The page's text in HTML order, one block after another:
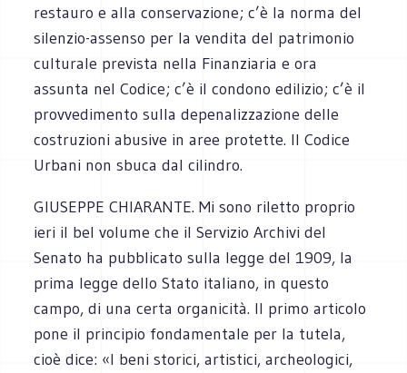
restauro e alla conservazione; c’è la norma del
silenzio-assenso per la vendita del patrimonio
culturale prevista nella Finanziaria e ora
assunta nel Codice; c’è il condono edilizio; c’è il
provvedimento sulla depenalizzazione delle
costruzioni abusive in aree protette. Il Codice
Urbani non sbuca dal cilindro.
GIUSEPPE CHIARANTE. Mi sono riletto proprio
ieri il bel volume che il Servizio Archivi del
Senato ha pubblicato sulla legge del 1909, la
prima legge dello Stato italiano, in questo
campo, di una certa organicità. Il primo articolo
pone il principio fondamentale per la tutela,
cioè dice: «I beni storici, artistici, archeologici,